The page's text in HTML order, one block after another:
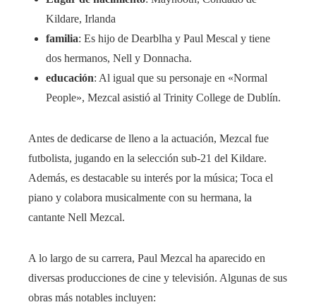
Kildare, Irlanda
familia: Es hijo de Dearblha y Paul Mescal y tiene
dos hermanos, Nell y Donnacha.
educación: Al igual que su personaje en «Normal
People», Mezcal asistió al Trinity College de Dublín.
Antes de dedicarse de lleno a la actuación, Mezcal fue
futbolista, jugando en la selección sub-21 del Kildare.
Además, es destacable su interés por la música; Toca el
piano y colabora musicalmente con su hermana, la
cantante Nell Mezcal.
A lo largo de su carrera, Paul Mezcal ha aparecido en
diversas producciones de cine y televisión. Algunas de sus
obras más notables incluyen: